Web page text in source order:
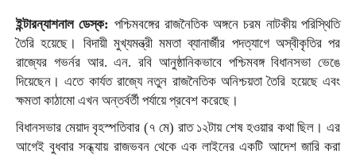
ইন্টারন্যাশনাল ডেস্ক: পশ্চিমবঙ্গের রাজনৈতিক অঙ্গনে চরম নাটকীয় পরিস্থিতি
তৈরি হয়েছে। বিদায়ী মুখ্যমন্ত্রী মমতা ব্যানার্জীর পদত্যাগে অস্বীকৃতির পর
রাজ্যের গভর্নর আর. এন. রবি আনুষ্ঠানিকভাবে পশ্চিমবঙ্গ বিধানসভা ভেঙে
দিয়েছেন। এতে কার্যত রাজ্যে নতুন রাজনৈতিক অনিশ্চয়তা তৈরি হয়েছে এবং
ক্ষমতা কাঠামো এখন অন্তর্বর্তী পর্যায়ে প্রবেশ করেছে।
বিধানসভার মেয়াদ বৃহস্পতিবার (৭ মে) রাত ১২টায় শেষ হওয়ার কথা ছিল। এর
আগেই বুধবার সন্ধ্যায় রাজভবন থেকে এক লাইনের একটি আদেশ জারি করা